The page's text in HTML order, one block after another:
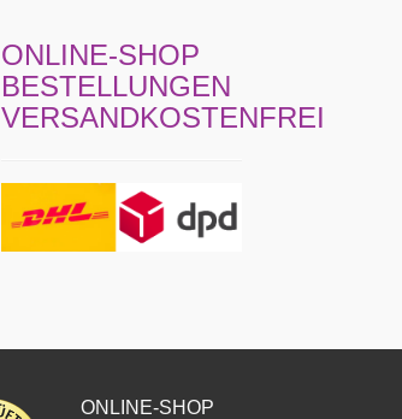
ONLINE-SHOP
BESTELLUNGEN
VERSANDKOSTENFREI
ONLINE-SHOP